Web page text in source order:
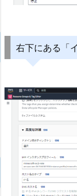
右下にある「